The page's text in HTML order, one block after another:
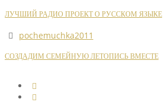
ЛУЧШИЙ РАДИО ПРОЕКТ О РУССКОМ ЯЗЫКЕ
pochemuchka2011
СОЗДАДИМ СЕМЕЙНУЮ ЛЕТОПИСЬ ВМЕСТЕ